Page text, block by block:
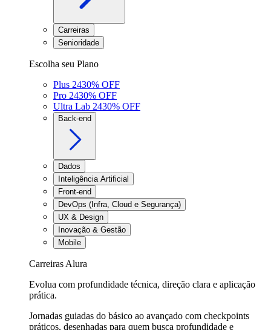
Carreiras
Senioridade
Escolha seu Plano
Plus 2430% OFF
Pro 2430% OFF
Ultra Lab 2430% OFF
Back-end
Dados
Inteligência Artificial
Front-end
DevOps (Infra, Cloud e Segurança)
UX & Design
Inovação & Gestão
Mobile
Carreiras Alura
Evolua com profundidade técnica, direção clara e aplicação
prática.
Jornadas guiadas do básico ao avançado com checkpoints
práticos, desenhadas para quem busca profundidade e